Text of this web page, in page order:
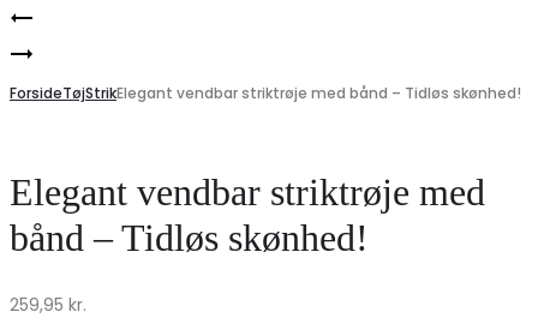
Product
navigation
Shoulder
–
Cloud
Tilbud!
Marta
Du
MdcKirstín
–
i
ForsideTøjStrikElegant vendbar striktrøje med bånd – Tidløs skønhed!
Elegant vendbar striktrøje med
bånd – Tidløs skønhed!
259,95 kr.